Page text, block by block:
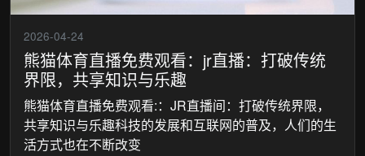
2026-04-24
熊猫体育直播免费观看：jr直播：打破传统
界限，共享知识与乐趣
熊猫体育直播免费观看:：JR直播间：打破传统界限，
共享知识与乐趣科技的发展和互联网的普及，人们的生
活方式也在不断改变